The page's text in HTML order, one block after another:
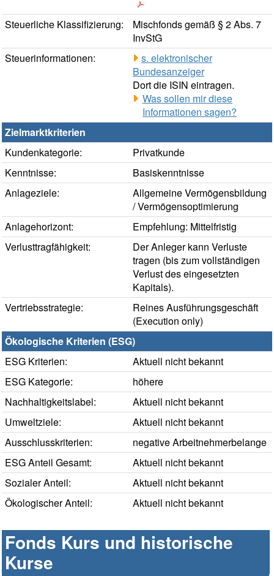
Steuerliche Klassifizierung:
Mischfonds gemäß § 2 Abs. 7
InvStG
Steuerinformationen:
s. elektronischer
Bundesanzeiger
Dort die ISIN eintragen.
Was sollen mir diese
Informationen sagen?
Zielmarktkriterien
Kundenkategorie:
Privatkunde
Kenntnisse:
Basiskenntnisse
Anlageziele:
Allgemeine Vermögensbildung
/ Vermögensoptimierung
Anlagehorizont:
Empfehlung: Mittelfristig
Verlusttragfähigkeit:
Der Anleger kann Verluste
tragen (bis zum vollständigen
Verlust des eingesetzten
Kapitals).
Vertriebsstrategie:
Reines Ausführungsgeschäft
(Execution only)
Ökologische Kriterien (ESG)
ESG Kriterien:
Aktuell nicht bekannt
ESG Kategorie:
höhere
Nachhaltigkeitslabel:
Aktuell nicht bekannt
Umweltziele:
Aktuell nicht bekannt
Ausschlusskriterien:
negative Arbeitnehmerbelange
ESG Anteil Gesamt:
Aktuell nicht bekannt
Sozialer Anteil:
Aktuell nicht bekannt
Ökologischer Anteil:
Aktuell nicht bekannt
Fonds Kurs und historische
Kurse